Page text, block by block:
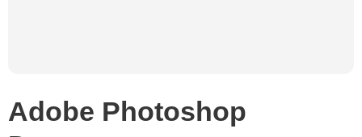
Adobe Photoshop